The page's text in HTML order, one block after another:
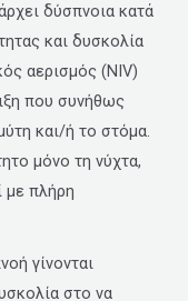
δύσπνοια κατά
και δυσκολία
αερισμός (NIV)
που συνήθως
και/ή το στόμα.
μόνο τη νύχτα,
με πλήρη
γίνονται
στο να